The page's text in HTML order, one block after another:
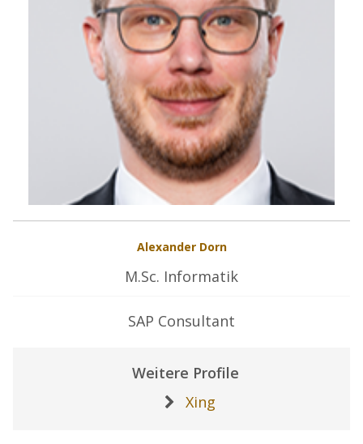
Alexander Dorn
M.Sc. Informatik
SAP Consultant
Weitere Profile
Xing